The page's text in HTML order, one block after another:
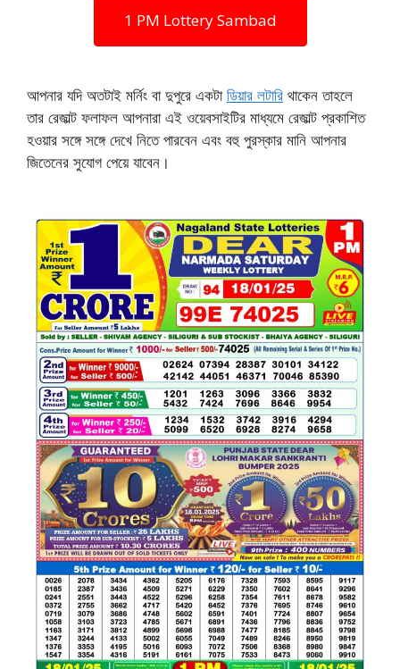
1 PM Lottery Sambad
আপনার যদি অতটাই মর্নিং বা দুপুরে একটা ডিয়ার লটারি থাকেন তাহলে
তার রেজাল্ট ফলাফল আপনারা এই ওয়েবসাইটির মাধ্যমে রেজাল্ট প্রকাশিত
হওয়ার সঙ্গে সঙ্গে দেখে নিতে পারবেন এবং বহু পুরস্কার মানি আপনার
জিতেনের সুযোগ পেয়ে যাবেন।